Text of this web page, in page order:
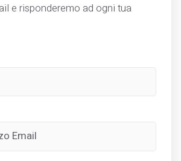
e risponderemo ad ogni tua